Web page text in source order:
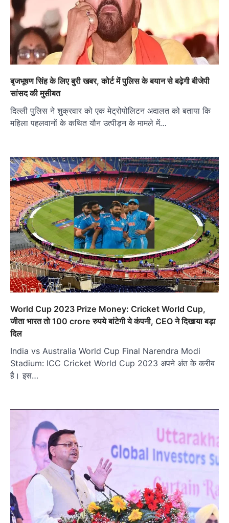
बृजभूषण सिंह के लिए बुरी खबर, कोर्ट में पुलिस के बयान से बढ़ेगी बीजेपी
सांसद की मुसीबत
दिल्ली पुलिस ने शुक्रवार को एक मेट्रोपोलिटन अदालत को बताया कि
महिला पहलवानों के कथित यौन उत्पीड़न के मामले में…
World Cup 2023 Prize Money: Cricket World Cup,
जीता भारत तो 100 crore रुपये बांटेगी ये कंपनी, CEO ने दिखाया बड़ा
दिल
India vs Australia World Cup Final Narendra Modi
Stadium: ICC Cricket World Cup 2023 अपने अंत के करीब
है। इस…